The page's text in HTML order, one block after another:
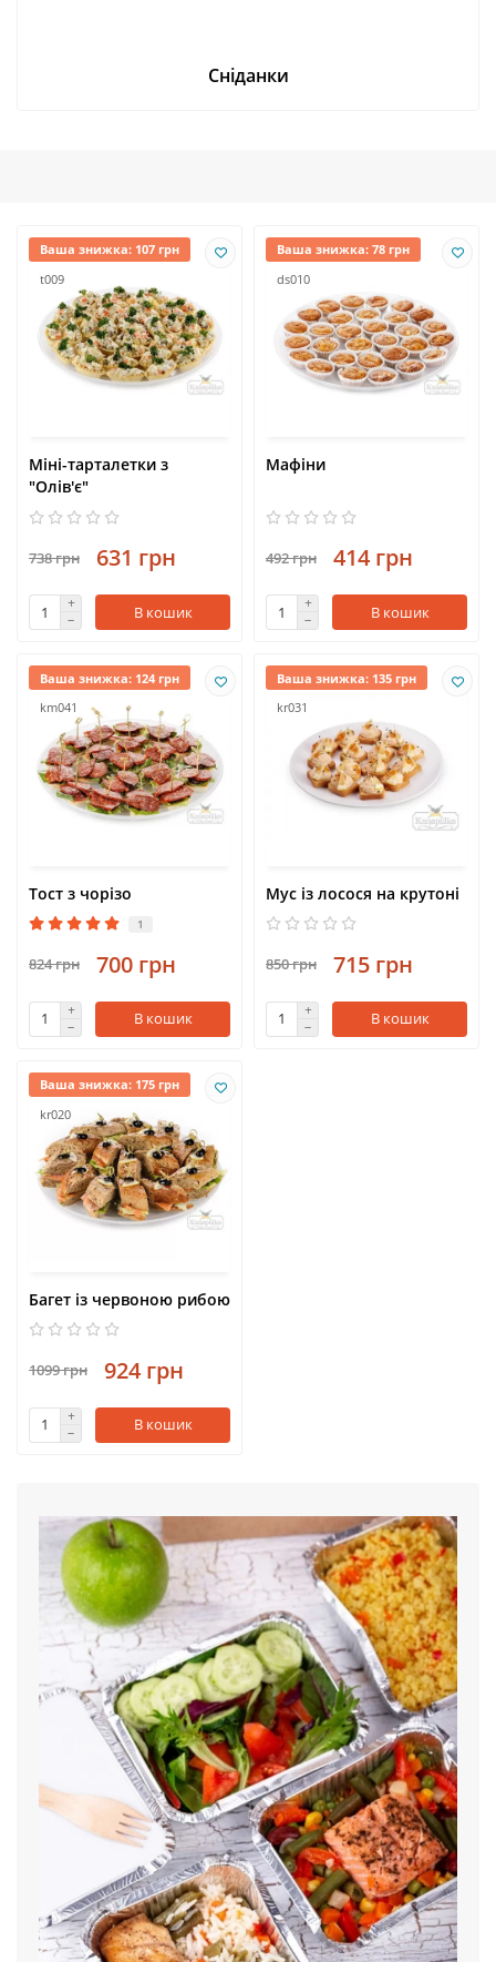
Сніданки
Ваша знижка: 107 грн
t009
Міні-тарталетки з
"Олів'є"
738 грн 631 грн
В кошик
Ваша знижка: 78 грн
ds010
Мафіни
492 грн 414 грн
В кошик
Ваша знижка: 124 грн
km041
Тост з чорізо
1
824 грн 700 грн
В кошик
Ваша знижка: 135 грн
kr031
Мус із лосося на крутоні
850 грн 715 грн
В кошик
Ваша знижка: 175 грн
kr020
Багет із червоною рибою
1099 грн 924 грн
В кошик